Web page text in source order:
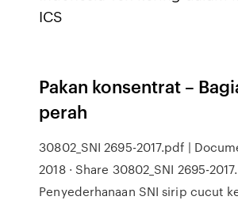
ICS
Pakan konsentrat –
perah
30802_SNI 2695-2017.pdf |
2018 · Share 30802_SNI 2695-
Penyederhanaan SNI sirip cucut